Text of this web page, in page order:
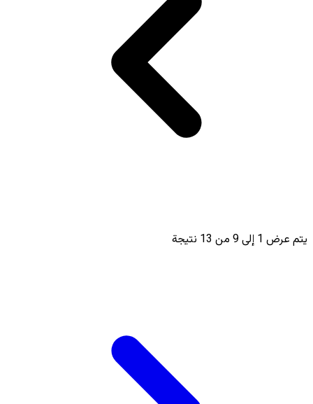
يتم عرض 1 إلى9 من 13 نتيجة